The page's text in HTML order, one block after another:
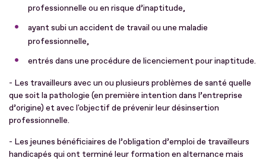
professionnelle ou en risque d’inaptitude,
ayant subi un accident de travail ou une maladie
professionnelle,
entrés dans une procédure de licenciement pour inaptitude.
- Les travailleurs avec un ou plusieurs problèmes de santé quelle
que soit la pathologie (en première intention dans l’entreprise
d’origine) et avec l'objectif de prévenir leur désinsertion
professionnelle.
- Les jeunes bénéficiaires de l’obligation d’emploi de travailleurs
handicapés qui ont terminé leur formation en alternance mais